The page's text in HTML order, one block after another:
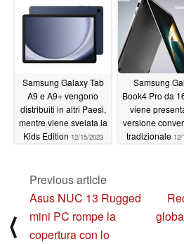
Samsung Galaxy Tab
A9 e A9+ vengono
distribuiti in altri Paesi,
mentre viene svelata la
Kids Edition 12/15/2023
Samsung
Book4 Pro da
viene
versione
tradizionale
⟨
Previous article
Asus NUC 13 Rugged
mini PC rompe la
copertura con lo